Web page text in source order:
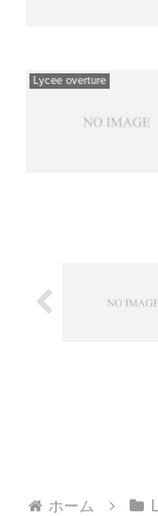
Lycee overture
ホーム